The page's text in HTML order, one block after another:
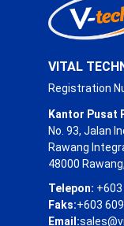
VITAL
Registration
Kantor Pusat
No. 93, Jalan
Rawang
48000
Telepon:
Faks:+603
Email: